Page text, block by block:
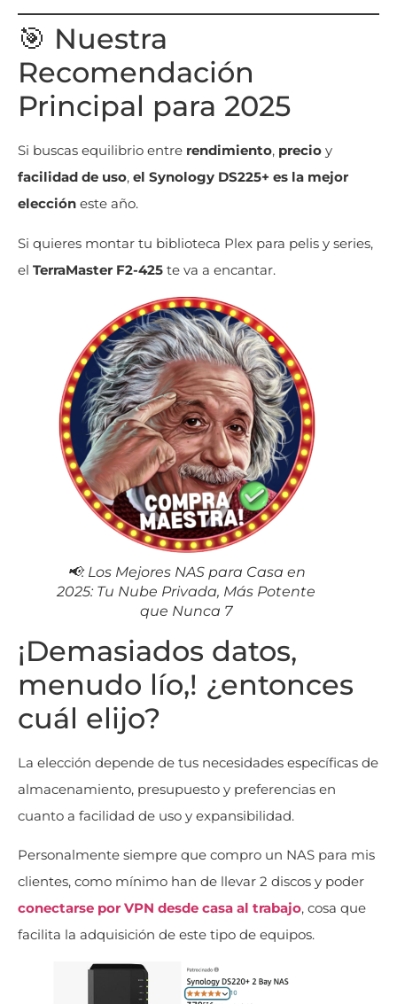
🎯 Nuestra
Recomendación
Principal para 2025
Si buscas equilibrio entre rendimiento, precio y
facilidad de uso, el Synology DS225+ es la mejor
elección este año.
Si quieres montar tu biblioteca Plex para pelis y series,
el TerraMaster F2-425 te va a encantar.
📢: Los Mejores NAS para Casa en
2025: Tu Nube Privada, Más Potente
que Nunca 7
¡Demasiados datos,
menudo lío,! ¿entonces
cuál elijo?
La elección depende de tus necesidades específicas de
almacenamiento, presupuesto y preferencias en
cuanto a facilidad de uso y expansibilidad.
Personalmente siempre que compro un NAS para mis
clientes, como mínimo han de llevar 2 discos y poder
conectarse por VPN desde casa al trabajo, cosa que
facilita la adquisición de este tipo de equipos.